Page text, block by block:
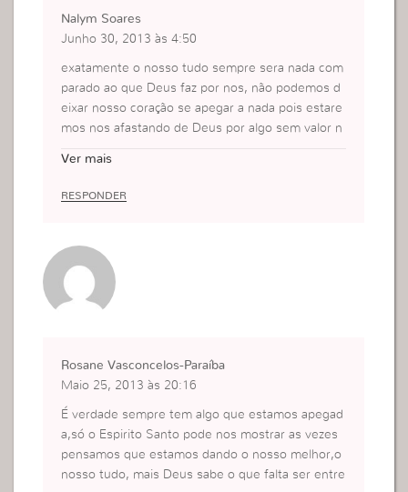
Nalym Soares
Junho 30, 2013 às 4:50
exatamente o nosso tudo sempre sera nada com
parado ao que Deus faz por nos, não podemos d
eixar nosso coração se apegar a nada pois estare
mos nos afastando de Deus por algo sem valor n
Ver mais
RESPONDER
Rosane Vasconcelos-Paraíba
Maio 25, 2013 às 20:16
É verdade sempre tem algo que estamos apegad
a,só o Espirito Santo pode nos mostrar as vezes
pensamos que estamos dando o nosso melhor,o
nosso tudo, mais Deus sabe o que falta ser entre